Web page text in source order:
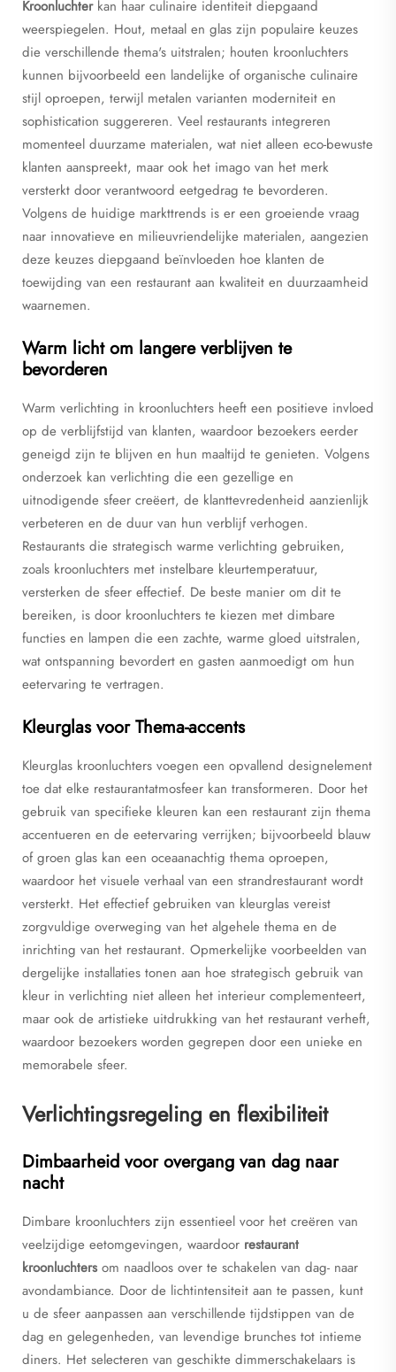
Kroonluchter kan haar culinaire identiteit diepgaand
weerspiegelen. Hout, metaal en glas zijn populaire keuzes
die verschillende thema's uitstralen; houten kroonluchters
kunnen bijvoorbeeld een landelijke of organische culinaire
stijl oproepen, terwijl metalen varianten moderniteit en
sophistication suggereren. Veel restaurants integreren
momenteel duurzame materialen, wat niet alleen eco-bewuste
klanten aanspreekt, maar ook het imago van het merk
versterkt door verantwoord eetgedrag te bevorderen.
Volgens de huidige markttrends is er een groeiende vraag
naar innovatieve en milieuvriendelijke materialen, aangezien
deze keuzes diepgaand beïnvloeden hoe klanten de
toewijding van een restaurant aan kwaliteit en duurzaamheid
waarnemen.
Warm licht om langere verblijven te
bevorderen
Warm verlichting in kroonluchters heeft een positieve invloed
op de verblijfstijd van klanten, waardoor bezoekers eerder
geneigd zijn te blijven en hun maaltijd te genieten. Volgens
onderzoek kan verlichting die een gezellige en
uitnodigende sfeer creëert, de klanttevredenheid aanzienlijk
verbeteren en de duur van hun verblijf verhogen.
Restaurants die strategisch warme verlichting gebruiken,
zoals kroonluchters met instelbare kleurtemperatuur,
versterken de sfeer effectief. De beste manier om dit te
bereiken, is door kroonluchters te kiezen met dimbare
functies en lampen die een zachte, warme gloed uitstralen,
wat ontspanning bevordert en gasten aanmoedigt om hun
eetervaring te vertragen.
Kleurglas voor Thema-accents
Kleurglas kroonluchters voegen een opvallend designelement
toe dat elke restaurantatmosfeer kan transformeren. Door het
gebruik van specifieke kleuren kan een restaurant zijn thema
accentueren en de eetervaring verrijken; bijvoorbeeld blauw
of groen glas kan een oceaanachtig thema oproepen,
waardoor het visuele verhaal van een strandrestaurant wordt
versterkt. Het effectief gebruiken van kleurglas vereist
zorgvuldige overweging van het algehele thema en de
inrichting van het restaurant. Opmerkelijke voorbeelden van
dergelijke installaties tonen aan hoe strategisch gebruik van
kleur in verlichting niet alleen het interieur complementeert,
maar ook de artistieke uitdrukking van het restaurant verheft,
waardoor bezoekers worden gegrepen door een unieke en
memorabele sfeer.
Verlichtingsregeling en flexibiliteit
Dimbaarheid voor overgang van dag naar
nacht
Dimbare kroonluchters zijn essentieel voor het creëren van
veelzijdige eetomgevingen, waardoor restaurant
kroonluchtersom naadloos over te schakelen van dag- naar
avondambiance. Door de lichtintensiteit aan te passen, kunt
u de sfeer aanpassen aan verschillende tijdstippen van de
dag en gelegenheden, van levendige brunches tot intieme
diners. Het selecteren van geschikte dimmerschakelaars is